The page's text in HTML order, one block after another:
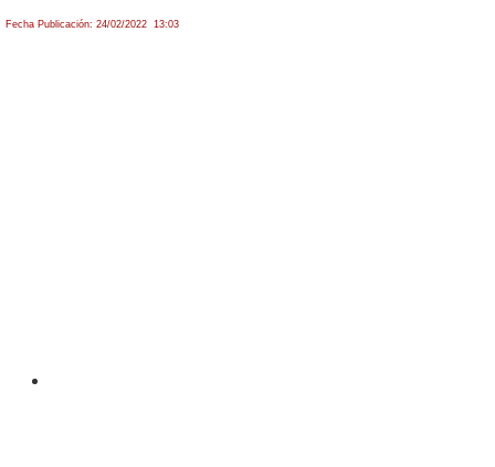
Fecha Publicación: 24/02/2022 13:03